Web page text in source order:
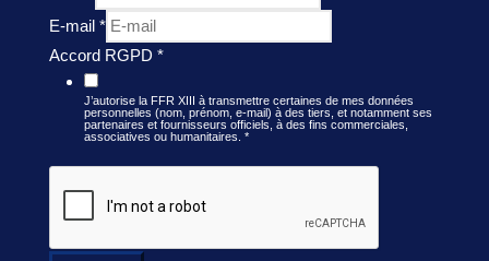
E-mail *
Accord RGPD *
J’autorise la FFR XIII à transmettre certaines de mes données
personnelles (nom, prénom, e-mail) à des tiers, et notamment ses
partenaires et fournisseurs officiels, à des fins commerciales,
associatives ou humanitaires. *